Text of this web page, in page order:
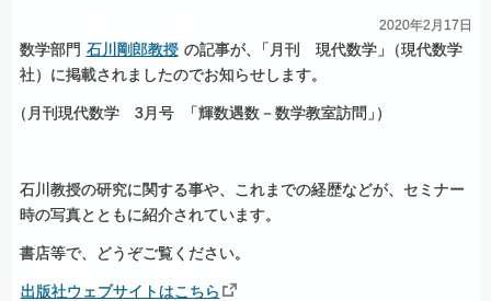
2020年2月17日
数学部門 石川剛郎教授 の記事が、 「月刊 現代数学 」
（現代数学
社）に掲載されましたのでお知らせします。
（ 月刊現代数学 3月号 「輝数遇数－数学教室訪問」 ）
石川教授の研究に関する事や、これまでの経歴などが、セミナー
時の写真とともに紹介されています。
書店等で、どうぞご覧ください。
出版社ウェブサイトはこちら